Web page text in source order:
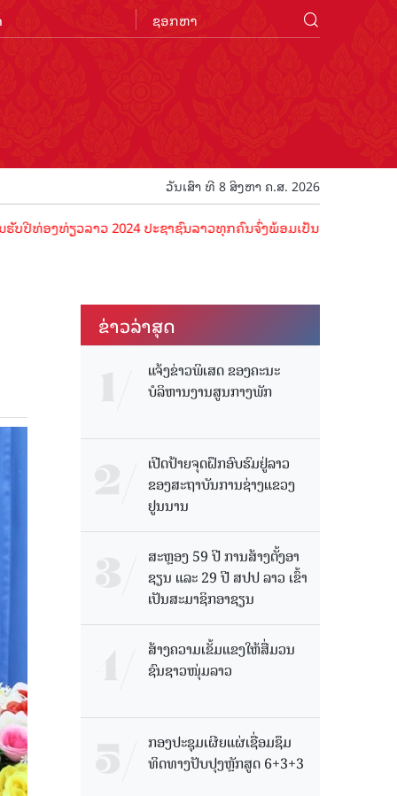
ວັນເສົາ ທີ 8 ສິງຫາ ຄ.ສ. 2026
ຽວລາວ 2024 ປະຊາຊົນລາວທຸກຄົນຈົ່ງພ້ອມເປັນເຈົ້າພາບທີ່ດີ ຕ້ອນຮັບ
ຂ່າວ​ລ່າ​ສຸດ
ແຈ້ງຂ່າວພິເສດ ຂອງຄະນະ
ບໍລິຫານງານສູນກາງພັກ
ເປີດປ້າຍຈຸດຝຶກອົບຮົມຢູ່ລາວ
ຂອງສະຖາບັນການຊ່າງແຂວງ
ຢູນນານ
ສະຫຼອງ 59 ປີ ການສ້າງຕັ້ງອາ
ຊຽນ ແລະ 29 ປີ ສປປ ລາວ ເຂົ້າ
ເປັນສະມາຊິກອາຊຽນ
ສ້າງຄວາມເຂັ້ມແຂງໃຫ້ສື່ມວນ
ຊົນຊາວໜຸ່ມລາວ
ກອງປະຊຸມເຜີຍແຜ່ເຊື່ອມຊຶມ
ທິດທາງປັບປຸງຫຼັກສູດ 6+3+3